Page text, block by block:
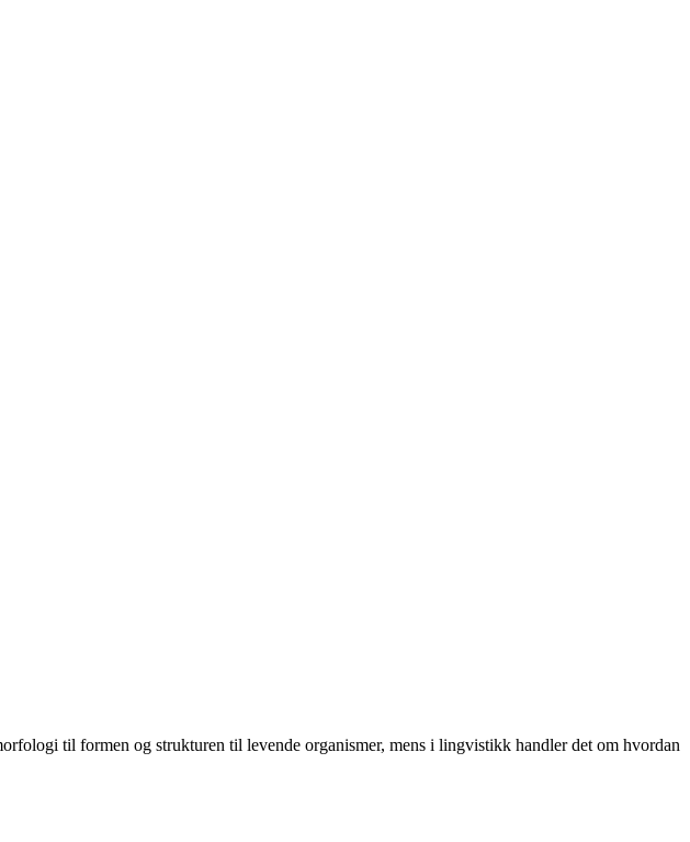
til formen og strukturen til levende organismer, mens i lingvistikk handler det om hvordan